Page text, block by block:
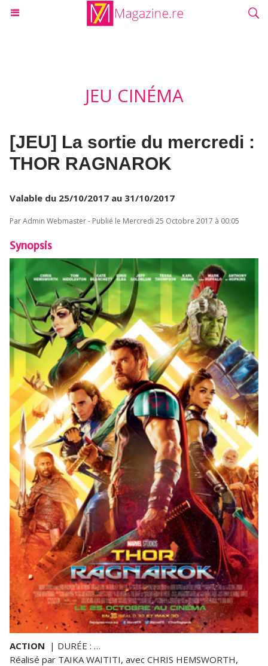
JEU CINÉMA
[JEU] La sortie du mercredi :
THOR RAGNAROK
Valable du 25/10/2017 au 31/10/2017
Par Admin Webmaster - Publié le Mercredi 25 Octobre 2017 à 00:05
Synopsis
ACTION | DURÉE : …
Réalisé par TAIKA WAITITI, avec CHRIS HEMSWORTH,